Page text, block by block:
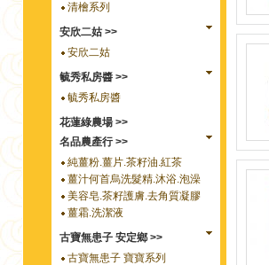
清檜系列
安欣二姑 >>
安欣二姑
毓秀私房醬 >>
毓秀私房醬
花蓮綠農場 >>
名品農產行 >>
純薑粉.薑片.茶籽油.紅茶
薑汁何首烏洗髮精.沐浴.泡澡
美容皂.茶籽護膚.去角質凝膠
薑霜.洗潔液
古寶無患子 安定鄉 >>
古寶無患子 寶寶系列